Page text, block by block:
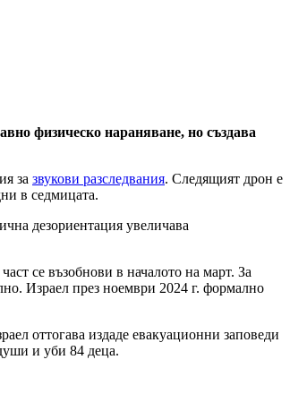
физическо нараняване, но създава
за звукови разследвания. Следящият дрон е
в седмицата.
дезориентация увеличава
се възобнови в началото на март. За
Израел през ноември 2024 г. формално
оттогава издаде евакуационни заповеди
и уби 84 деца.